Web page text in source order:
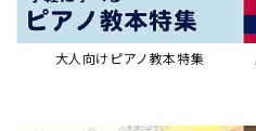
大人向けピアノ教本特集